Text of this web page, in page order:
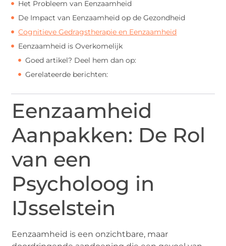
Het Probleem van Eenzaamheid
De Impact van Eenzaamheid op de Gezondheid
Cognitieve Gedragstherapie en Eenzaamheid
Eenzaamheid is Overkomelijk
Goed artikel? Deel hem dan op:
Gerelateerde berichten:
Eenzaamheid
Aanpakken: De Rol
van een
Psycholoog in
IJsselstein
Eenzaamheid is een onzichtbare, maar